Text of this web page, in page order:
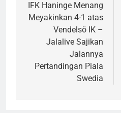
navigation
IFK Haninge Menang
Meyakinkan 4-1 atas
Vendelsö IK –
Jalalive Sajikan
Jalannya
Pertandingan Piala
Swedia